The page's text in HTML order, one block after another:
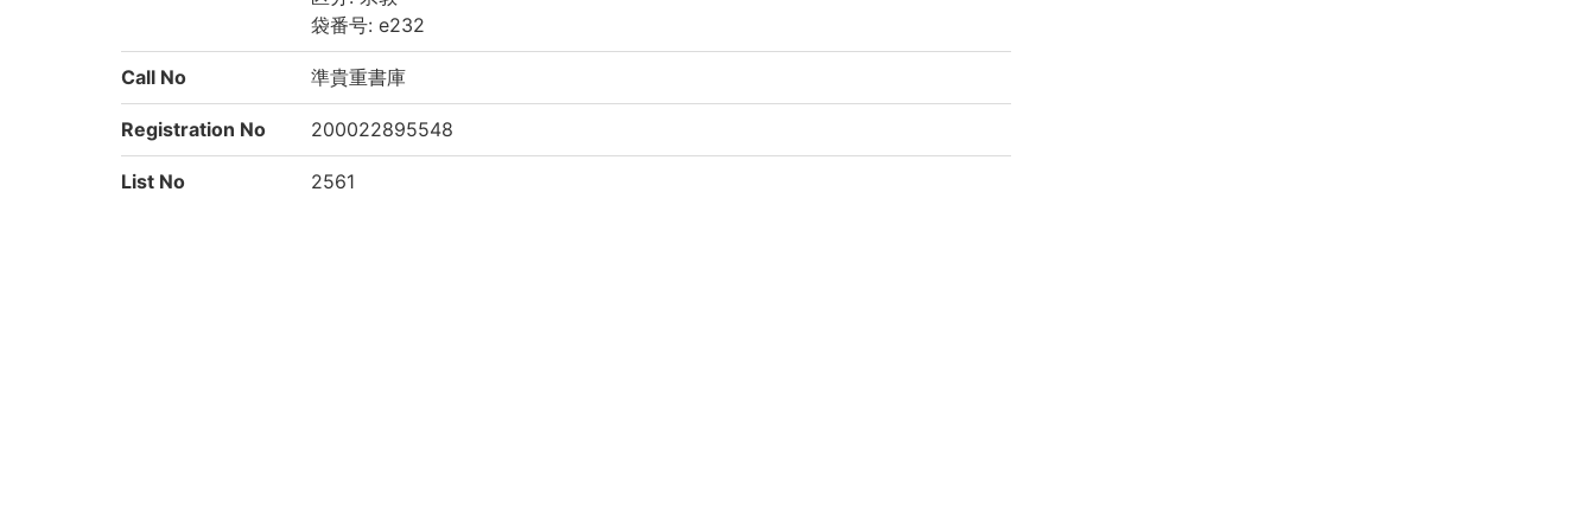
袋番号: e232
Call No 準貴重書庫
Registration No 200022895548
List No 2561